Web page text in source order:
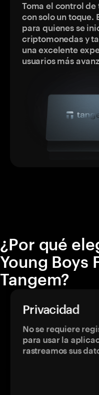
Toma el control de
con solo un toque.
para quienes se
criptomonedas y
una excelente
usuarios más
¿Por qué
Young Boys
Tangem?
Privacidad
No se requiere
para usar la
rastreamos sus